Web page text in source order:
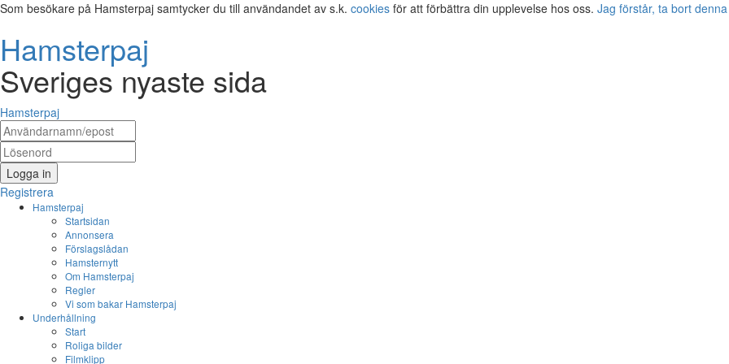
Som besökare på Hamsterpaj samtycker du till användandet av s.k. cookies för att förbättra din upplevelse hos oss. Jag förstår, ta bort
Hamsterpaj
Sveriges nyaste sida
Hamsterpaj
Logga in
Registrera
Hamsterpaj
Startsidan
Annonsera
Förslagslådan
Hamsternytt
Om Hamsterpaj
Regler
Vi som bakar Hamsterpaj
Underhållning
Start
Roliga bilder
Filmklipp